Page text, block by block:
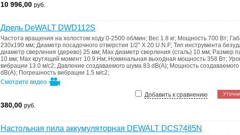
10 996,00 руб.
Дрель DeWALT DWD112S
Частота вращения на холостом ходу 0-2500 об/мин; Вес 1.8 кг; Мощность 700 Вт;
230х190 мм; Диаметр посадочного отверстия 1/2" X 20 U.N.F; Тип инструмента
диаметр сверления (дерево) 25 мм; Мах диаметр сверления (сталь) 10 мм; Размер
10 мм; Max крутящий момент 10.9 Нм; Номинальная выходная мощность 358 Вт;
вибрации 13.0 м/с2; Давление создаваемого шума 83 dB(A); Мощность
dB(A); Погрешность вибрации 1.5 м/с2;
Смотрите видео
Добавить к сравнению
380,00 руб.
Настольная пила аккумуляторная DEWALT DCS7485N